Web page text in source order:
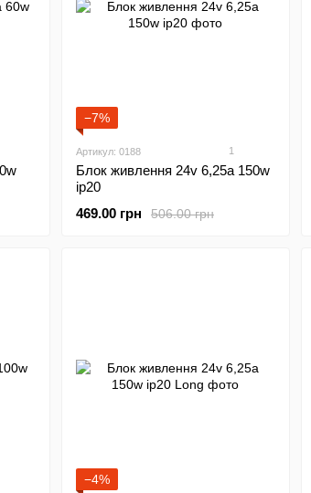
−7%
Артикул: 0188 1
Блок живлення 24v 6,25а 150w
ip20
506.00 грн
469.00 грн
−4%